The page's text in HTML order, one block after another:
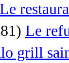
Le
Le
grill